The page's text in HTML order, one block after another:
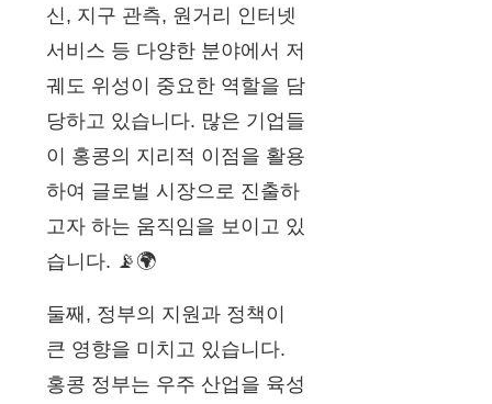
신, 지구 관측, 원거리 인터넷
서비스 등 다양한 분야에서 저
궤도 위성이 중요한 역할을 담
당하고 있습니다. 많은 기업들
이 홍콩의 지리적 이점을 활용
하여 글로벌 시장으로 진출하
고자 하는 움직임을 보이고 있
습니다. 📡🌍
둘째, 정부의 지원과 정책이
큰 영향을 미치고 있습니다.
홍콩 정부는 우주 산업을 육성